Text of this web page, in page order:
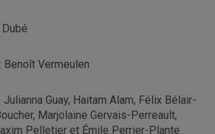
: Benoît Vermeulen
Julianna Guay, Haitam Alam, Félix Bélair-
Marjolaine Gervais-Perreault,
Pelletier et Émile Perrier-Plante